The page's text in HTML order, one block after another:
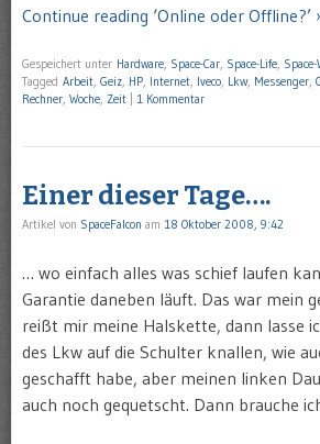
Continue reading ‘Online oder Offline?’
Gespeichert unter Hardware, Space-Car, Space-Life,
Tagged Arbeit, Geiz, HP, Internet, Iveco, Lkw, Messenger,
Rechner, Woche, Zeit 1 Kommentar
Einer dieser Tage….
Artikel von SpaceFalcon am 18 Oktober 2008, 9:42
… wo einfach alles was schief laufen
Garantie daneben läuft. Das war mein
reißt mir meine Halskette, dann lasse
des Lkw auf die Schulter knallen, wie
geschafft habe, aber meinen linken
auch noch gequetscht. Dann brauche